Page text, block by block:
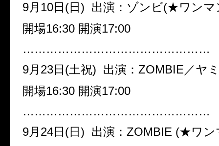
9月10日(日) 出演：ゾンビ(★ワンマ
開場16:30 開演17:00
…………………………………………
9月23日(土祝) 出演：ZOMBIE／ヤ
開場16:30 開演17:00
…………………………………………
9月24日(日) 出演：ZOMBIE (★ワン